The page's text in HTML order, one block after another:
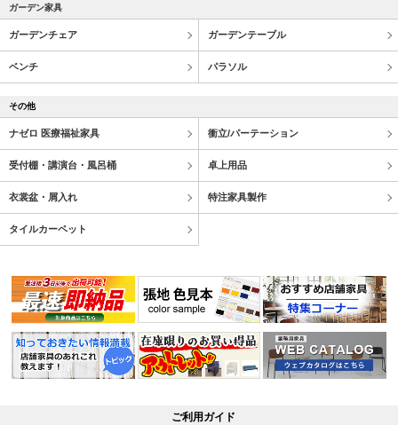
ガーデン家具
ガーデンチェア ガーデンテーブル
ベンチ パラソル
その他
ナゼロ 医療福祉家具 衝立/パーテーション
受付棚・講演台・風呂桶 卓上用品
衣裳盆・屑入れ 特注家具製作
タイルカーペット
ご利用ガイド